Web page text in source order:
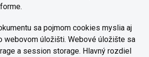
sa pojmom cookies myslia aj
webovom úložišti. Webové úložište sa
a session storage. Hlavný rozdiel